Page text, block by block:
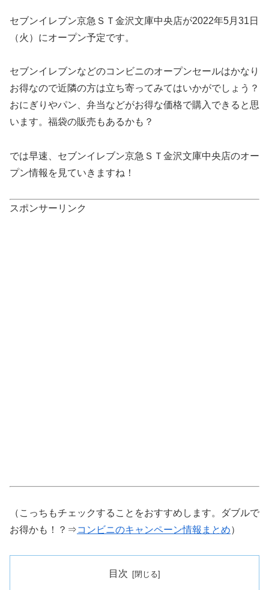
セブンイレブン京急ＳＴ金沢文庫中央店が2022年5月31日
（火）にオープン予定です。
セブンイレブンなどのコンビニのオープンセールはかなり
お得なので近隣の方は立ち寄ってみてはいかがでしょう？
おにぎりやパン、弁当などがお得な価格で購入できると思
います。福袋の販売もあるかも？
では早速、セブンイレブン京急ＳＴ金沢文庫中央店のオー
プン情報を見ていきますね！
スポンサーリンク
（こっちもチェックすることをおすすめします。ダブルで
お得かも！？⇒コンビニのキャンペーン情報まとめ）
目次